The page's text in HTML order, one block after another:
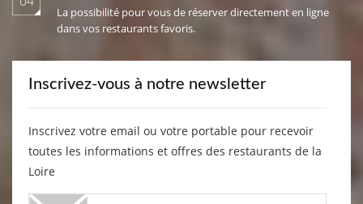
La possibilité pour vous de réserver directement en ligne
dans vos restaurants favoris.
Inscrivez-vous à notre newsletter
Inscrivez votre email ou votre portable pour recevoir
toutes les informations et offres des restaurants de la
Loire